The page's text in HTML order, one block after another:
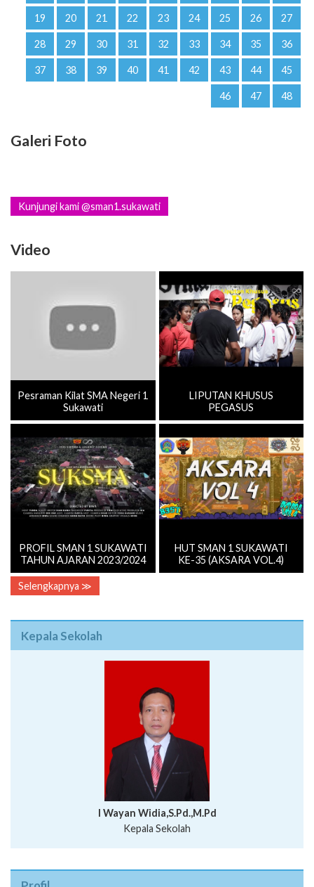
19 20 21 22 23 24 25 26 27
28 29 30 31 32 33 34 35 36
37 38 39 40 41 42 43 44 45
46 47 48
Galeri Foto
Kunjungi kami @sman1.sukawati
Video
Pesraman Kilat SMA Negeri 1
Sukawati
LIPUTAN KHUSUS
PEGASUS
PROFIL SMAN 1 SUKAWATI
TAHUN AJARAN 2023/2024
HUT SMAN 1 SUKAWATI
KE-35 (AKSARA VOL.4)
Selengkapnya ≫
Kepala Sekolah
I Wayan Widia,S.Pd.,M.Pd
Kepala Sekolah